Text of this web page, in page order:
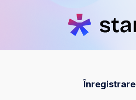
Înregistrare